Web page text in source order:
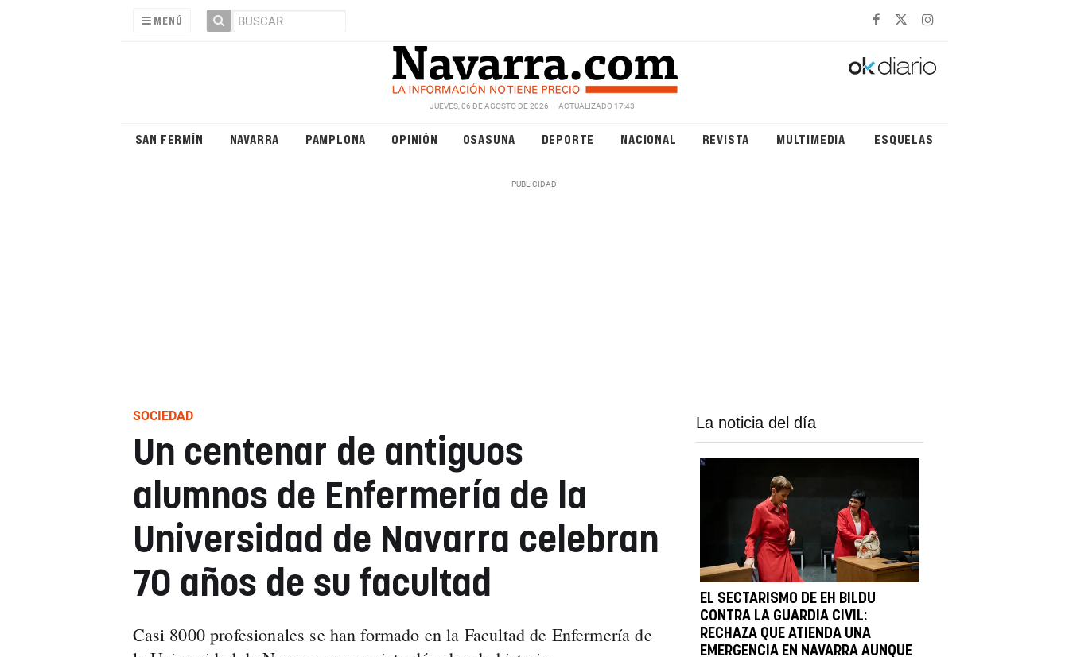
MENÚ
JUEVES, 06 DE AGOSTO DE 2026 ACTUALIZADO 17:43
SAN FERMÍN NAVARRA PAMPLONA OPINIÓN OSASUNA DEPORTE NACIONAL REVISTA MULTIMEDIA ESQUELAS
SOCIEDAD
Un centenar de antiguos
alumnos de Enfermería de la
Universidad de Navarra celebran
70 años de su facultad
Casi 8000 profesionales se han formado en la Facultad de Enfermería de
La noticia del día
EL SECTARISMO DE EH BILDU
CONTRA LA GUARDIA CIVIL:
RECHAZA QUE ATIENDA UNA
EMERGENCIA EN NAVARRA AUNQUE